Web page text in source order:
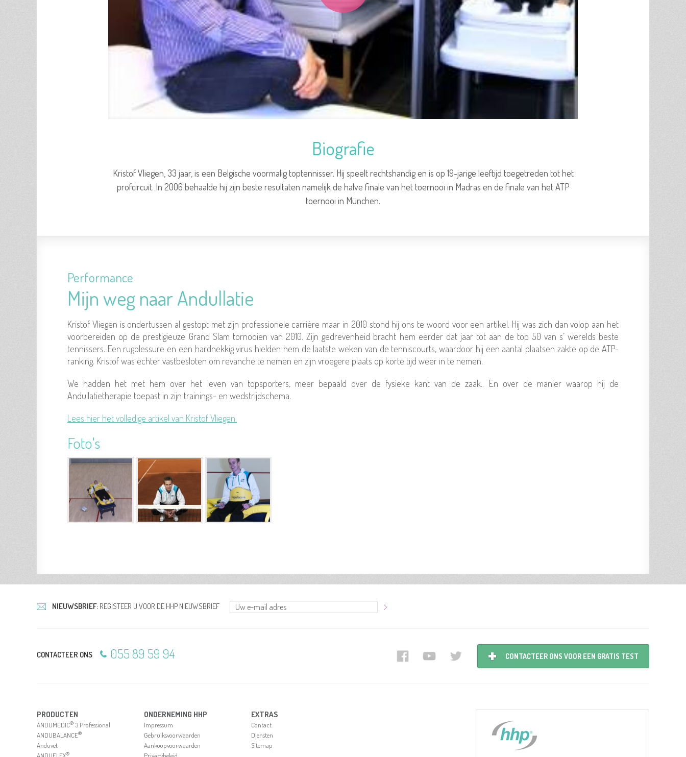
Biografie
Kristof Vliegen, 33 jaar, is een Belgische voormalig toptennisser. Hij speelt rechtshandig en is op 19-jarige leeftijd toegetreden tot het
profcircuit. In 2006 behaalde hij zijn beste resultaten namelijk de halve finale van het toernooi in Madras en de finale van het ATP
toernooi in München.
Performance
Mijn weg naar Andullatie
Kristof Vliegen is ondertussen al gestopt met zijn professionele carrière maar in 2010 stond hij ons te woord voor een artikel. Hij was zich dan volop aan het
voorbereiden op de prestigieuze Grand Slam tornooien van 2010. Zijn gedrevenheid bracht hem eerder dat jaar tot aan de top 50 van s’ werelds beste
tennissers. Een rugblessure en een hardnekkig virus hielden hem de laatste weken van de tenniscourts, waardoor hij een aantal plaatsen zakte op de ATP-
ranking. Kristof was echter vastbesloten om revanche te nemen en zijn vroegere plaats op korte tijd weer in te nemen.
We hadden het met hem over het leven van topsporters, meer bepaald over de fysieke kant van de zaak.. En over de manier waarop hij de
Andullatietherapie toepast in zijn trainings- en wedstrijdschema.
Lees hier het volledige artikel van Kristof Vliegen.
Foto's
NIEUWSBRIEF: REGISTEER U VOOR DE HHP NIEUWSBRIEF
CONTACTEER ONS 055 89 59 94 CONTACTEER ONS VOOR EEN GRATIS TEST
PRODUCTEN
ANDUMEDIC® 3 Professional
ANDUBALANCE®
Anduvet
ANDUFLEX®
ONDERNEMING HHP
Impressum
Gebruiksvoorwaarden
Aankoopvoorwaarden
Privacybeleid
EXTRAS
Contact
Diensten
Sitemap